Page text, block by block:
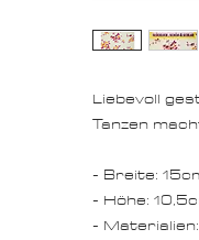
Liebevoll
Tanzen
- Breite:
- Höhe:
-